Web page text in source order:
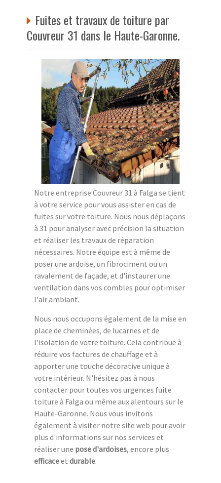
Fuites et travaux de toiture par
Couvreur 31 dans le Haute-Garonne.
Notre entreprise Couvreur 31 à Falga se tient
à votre service pour vous assister en cas de
fuites sur votre toiture. Nous nous déplaçons
à 31 pour analyser avec précision la situation
et réaliser les travaux de réparation
nécessaires. Notre équipe est à même de
poser une ardoise, un fibrociment ou un
ravalement de façade, et d'instaurer une
ventilation dans vos combles pour optimiser
l'air ambiant.
Nous nous occupons également de la mise en
place de cheminées, de lucarnes et de
l'isolation de votre toiture. Cela contribue à
réduire vos factures de chauffage et à
apporter une touche décorative unique à
votre intérieur. N'hésitez pas à nous
contacter pour toutes vos urgences fuite
toiture à Falga ou même aux alentours sur le
Haute-Garonne. Nous vous invitons
également à visiter notre site web pour avoir
plus d'informations sur nos services et
réaliser une pose d'ardoises, encore plus
efficaceet durable.